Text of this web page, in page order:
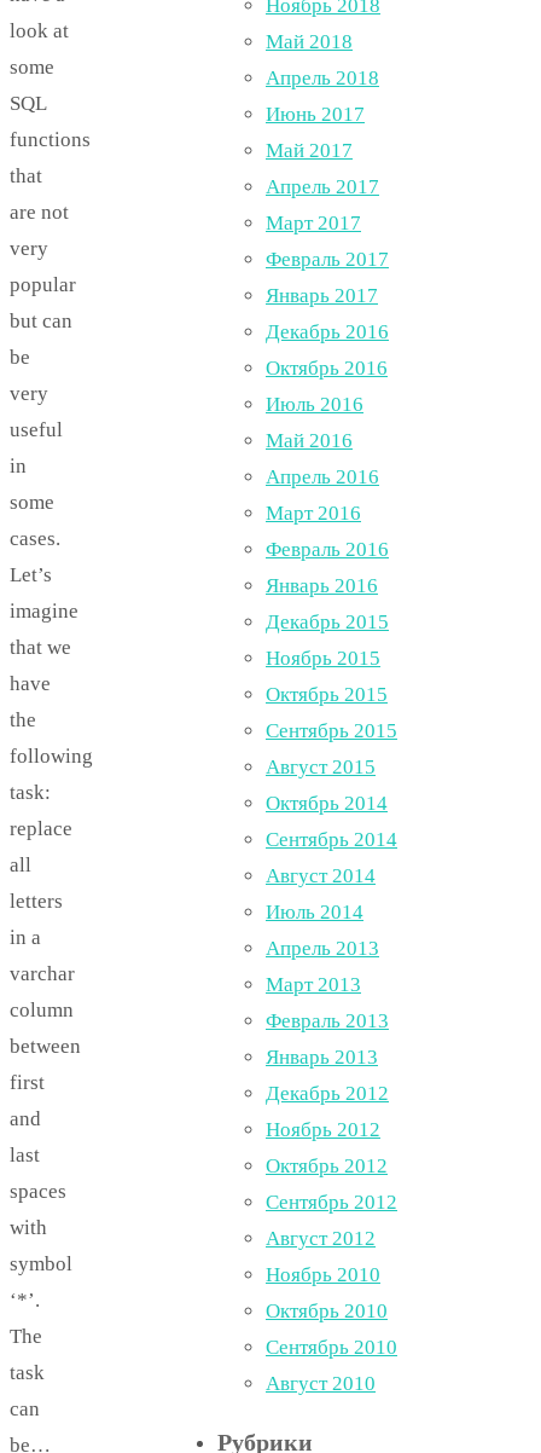
look at
some
SQL
functions
that
are not
very
popular
but can
be
very
useful
in
some
cases.
Let’s
imagine
that we
have
the
following
task:
replace
all
letters
in a
varchar
column
between
first
and
last
spaces
with
symbol
‘*’.
The
task
can
be…
Ноябрь 2018
Май 2018
Апрель 2018
Июнь 2017
Май 2017
Апрель 2017
Март 2017
Февраль 2017
Январь 2017
Декабрь 2016
Октябрь 2016
Июль 2016
Май 2016
Апрель 2016
Март 2016
Февраль 2016
Январь 2016
Декабрь 2015
Ноябрь 2015
Октябрь 2015
Сентябрь 2015
Август 2015
Октябрь 2014
Сентябрь 2014
Август 2014
Июль 2014
Апрель 2013
Март 2013
Февраль 2013
Январь 2013
Декабрь 2012
Ноябрь 2012
Октябрь 2012
Сентябрь 2012
Август 2012
Ноябрь 2010
Октябрь 2010
Сентябрь 2010
Август 2010
Рубрики